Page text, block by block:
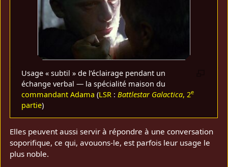
Usage « subtil » de l’éclairage pendant un
échange verbal — la spécialité maison du
commandant Adama (LSR : Battlestar Galactica, 2e
partie)
Elles peuvent aussi servir à répondre à une conversation
soporifique, ce qui, avouons‑le, est parfois leur usage le
plus noble.